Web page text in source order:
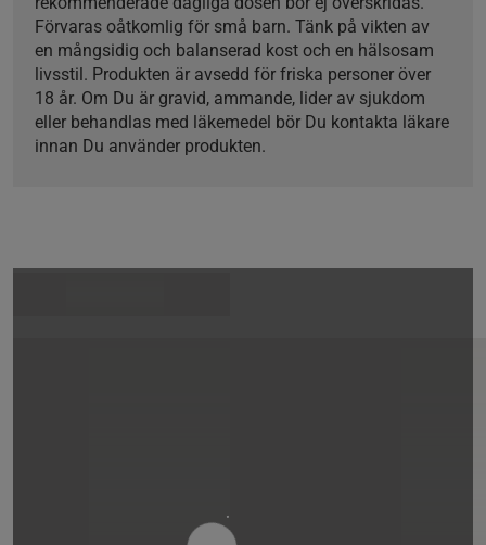
Förvaras oåtkomlig för små barn. Tänk på vikten av
en mångsidig och balanserad kost och en hälsosam
livsstil. Produkten är avsedd för friska personer över
18 år. Om Du är gravid, ammande, lider av sjukdom
eller behandlas med läkemedel bör Du kontakta läkare
innan Du använder produkten.